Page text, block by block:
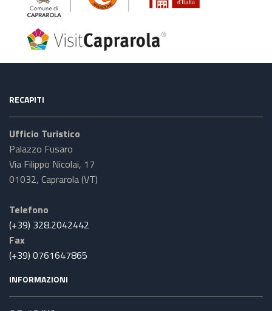
RECAPITI
Ufficio Turistico
Palazzo Fusaro
Via Filippo Nicolai, 17
01032, Caprarola (VT)
Telefono
(+39) 328.2042442
Fax
(+39) 0761647865
INFORMAZIONI